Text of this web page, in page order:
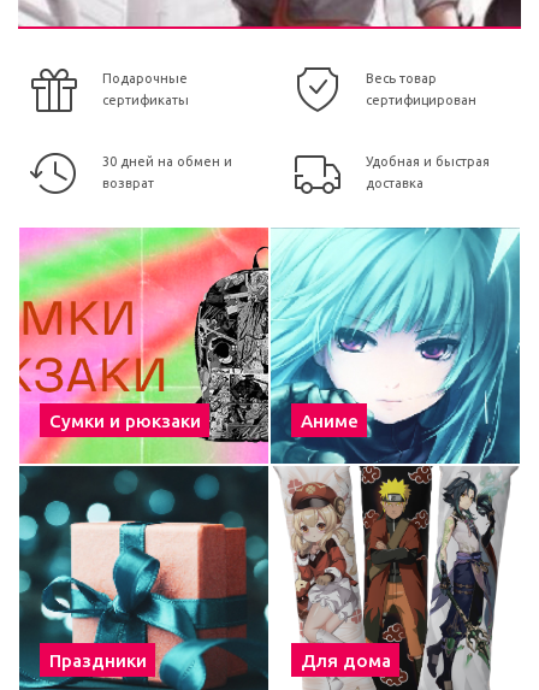
Подарочные
сертификаты
Весь товар
сертифицирован
30 дней на обмен и
возврат
Удобная и быстрая
доставка
Сумки и рюкзаки Аниме
Праздники Для дома